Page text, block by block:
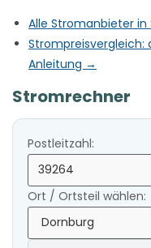
Alle Stromanbieter
Strompreisvergleich:
Anleitung →
Stromrechner
Postleitzahl:
Ort / Ortsteil wählen: